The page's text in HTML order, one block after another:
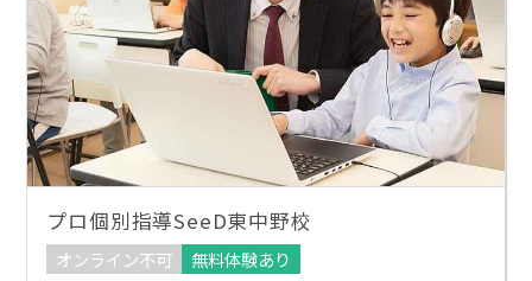
プロ個別指導SeeD東中野校
オンライン不可
無料体験あり